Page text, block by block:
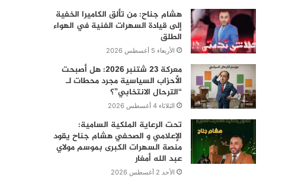
هشام جناح: من تألق الكاميرا الخفية
إلى قيادة السهرات الفنية في الهواء
الطلق
الأربعاء 5 أغسطس 2026
معركة 23 شتنبر 2026: هل أصبحت
الأحزاب السياسية مجرد محطات لـ
“الترحال الانتخابي”؟
الثلاثاء 4 أغسطس 2026
تحت الرعاية الملكية السامية:
الإعلامي و الصحفي هشام جناح يقود
منصة السهرات الكبرى بموسم مولاي
عبد الله أمغار
الأحد 2 أغسطس 2026